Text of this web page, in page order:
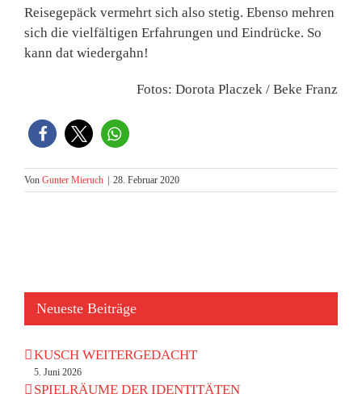
Reisegepäck vermehrt sich also stetig. Ebenso mehren
sich die vielfältigen Erfahrungen und Eindrücke. So
kann dat wiedergahn!
Fotos: Dorota Placzek / Beke Franz
Von Gunter Mieruch | 28. Februar 2020
Neueste Beiträge
KUSCH WEITERGEDACHT
5. Juni 2026
SPIELRÄUME DER IDENTITÄTEN